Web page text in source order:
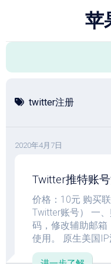
容
苹
twitter注册
2020年4月7日
Twitter推特账
价格：10元 购买
Twitter账号） 一
码，修改辅助邮箱
使用。 原生美国